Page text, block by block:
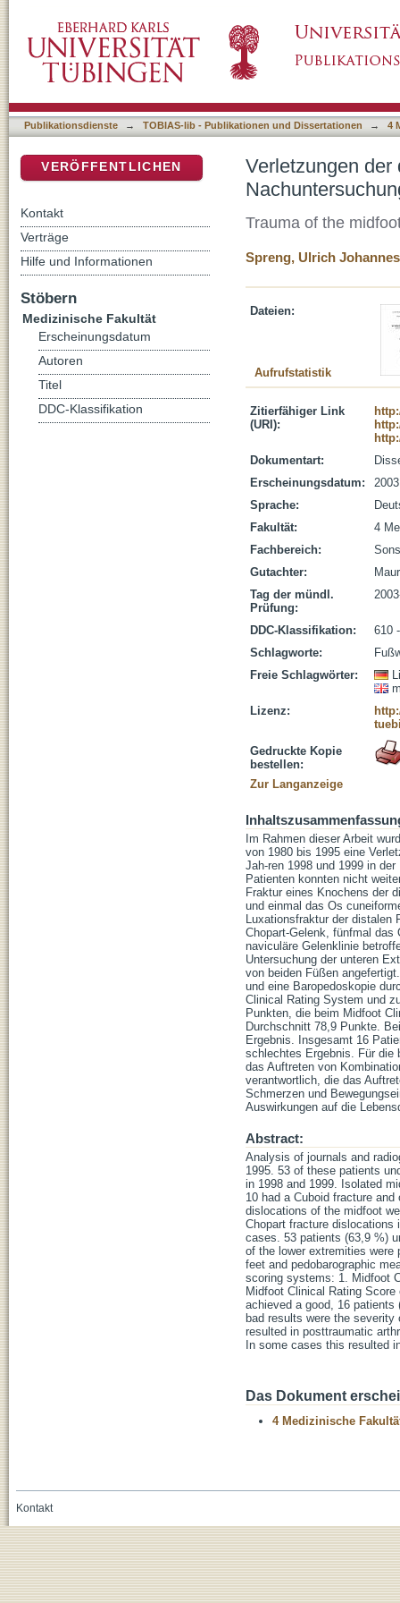
Publikationsdienste → TOBIAS-lib - Publikationen und Dissertationen → 4
Verletzungen
Trauma of the
Spreng, Ulrich Johannes
Dateien:
Aufrufstatistik
Zitierfähiger Link
(URI):
Dokumentart:
Erscheinungsdatum:
2003
Sprache:
Fakultät:
4
Fachbereich:
Gutachter:
Tag der mündl.
Prüfung:
DDC-Klassifikation:
610
Schlagworte:
Freie Schlagwörter:
Lizenz:
Gedruckte Kopie
bestellen:
Zur Langanzeige
Im Rahmen dieser Arbeit
von 1980 bis 1995 eine
Jah-ren 1998 und 1999 in
Patienten konnten nicht
Fraktur eines Knochens der
und einmal das Os
Luxationsfraktur der distalen
Chopart-Gelenk, fünfmal das
naviculäre Gelenklinie
Untersuchung der unteren
von beiden Füßen
und eine Baropedoskopie
Clinical Rating System und
Punkten, die beim Midfoot
Durchschnitt 78,9 Punkte.
Ergebnis. Insgesamt 16
schlechtes Ergebnis. Für die
das Auftreten von
verantwortlich, die das
Schmerzen und
Auswirkungen auf die
Abstract:
Analysis of journals and
1995. 53 of these patients
in 1998 and 1999. Isolated
10 had a Cuboid fracture
dislocations of the midfoot
Chopart fracture dislocations
cases. 53 patients (63,9 %)
of the lower extremities were
feet and pedobarographic
scoring systems: 1. Midfoot
Midfoot Clinical Rating
achieved a good, 16
bad results were the
resulted in posttraumatic
In some cases this resulted
Das Dokument
4 Medizinische
VERÖFFENTLICHEN
Kontakt
Verträge
Hilfe und Informationen
Stöbern
Medizinische Fakultät
Erscheinungsdatum
Autoren
Titel
DDC-Klassifikation
Kontakt